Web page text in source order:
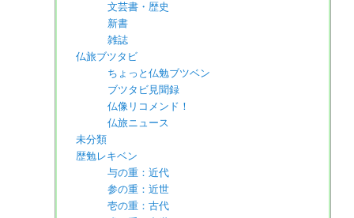
文芸書・歴史
新書
雑誌
仏旅ブツタビ
ちょっと仏勉ブツベン
ブツタビ見聞録
仏像リコメンド！
仏旅ニュース
未分類
歴勉レキベン
与の重：近代
参の重：近世
壱の重：古代